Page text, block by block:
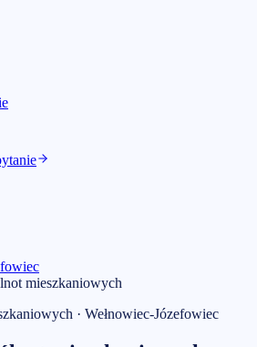
mieszkaniowych
· Wełnowiec-Józefowiec